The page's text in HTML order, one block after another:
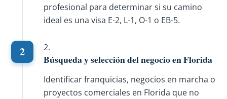
profesional para determinar si su camino
ideal es una visa E-2, L-1, O-1 o EB-5.
Búsqueda y selección del negocio en Florida
Identificar franquicias, negocios en marcha o
proyectos comerciales en Florida que no